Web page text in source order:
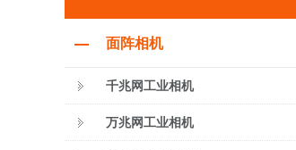
面阵相机
千兆网工业相机
万兆网工业相机